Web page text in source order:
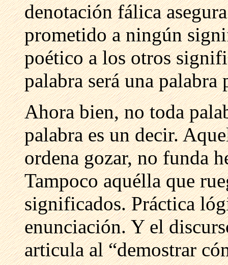
denotación fálica
prometido a ningún
poético a los otros
palabra será una palabra
Ahora bien, no toda
palabra es un decir.
ordena gozar, no funda
Tampoco aquélla que
significados. Práctica
enunciación. Y el
articula al “demostrar